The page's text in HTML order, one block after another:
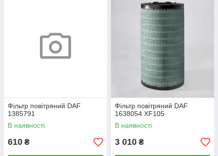
Фільтр повітряний DAF
1385791
В наявності
610 ₴
Фільтр повітряний DAF
1638054 XF105
В наявності
3 010 ₴